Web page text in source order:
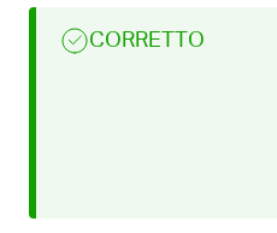
CORRETTO